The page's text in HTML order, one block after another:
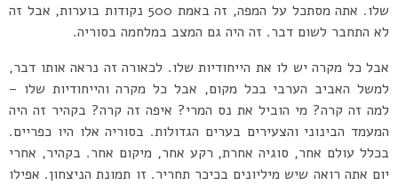
שלו. אתה מסתכל על המפה, זה באמת 500 נקודות בוערות, אבל זה
לא התחבר לשום דבר. זה היה גם המצב במלחמה בסוריה.
אבל כל מקרה יש לו את הייחודיות שלו. לכאורה זה נראה אותו דבר,
למשל האביב הערבי בכל מקום, אבל כל מקרה והייחודיות שלו –
למה זה קרה? מי הוביל את נס המרי? איפה זה קרה? בקהיר זה היה
המעמד הבינוני והצעירים בערים הגדולות. בסוריה אלו היו כפריים.
בכלל עולם אחר, סוגיה אחרת, רקע אחר, מיקום אחר. בקהיר, אחרי
יום אתה רואה שיש מיליונים בכיכר תחריר. זו תמונת הניצחון. אפילו